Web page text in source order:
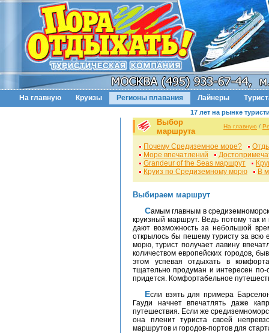
На главную Круизы Регионы плавания Лайнеры
17 лет на рынке
Выбор
маршрута
На главную /
Почему Средиземное море?
Море впечатлений
Grandeur of the Seas маршрут
Круиз по Средиземному морю
В
Выбираем маршрут
Самым главным в средиземноморском путешествии является правильно выбранный
круизный маршрут. Ведь потому так
дают возможность за небольшой
открылось бы пешему туристу за всю
морю, турист получает лавину
количеством европейских городов,
этом успевая отдыхать в
тщательно продуман и интересен по-
придется. Комфортабельное
Если взять для примера Барселону, то бульвар Рамбла и архитектурный шедевр
Гауди начнет впечатлять даже
путешествия. Если же
она пленит туриста своей
маршрутов и городов-портов для